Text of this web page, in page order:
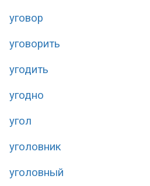
уговор
уговорить
угодить
угодно
угол
уголовник
уголовный